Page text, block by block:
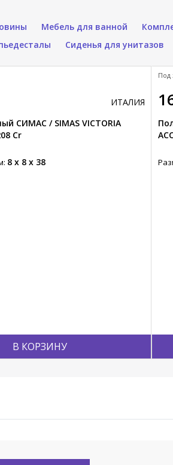
Мебель для ванной
Сиденья для унитазов
В КОРЗИНУ
ИТАЛИЯ
СИМАС / SIMAS VICTORIA
Cr
8 x 8 x 38
Под